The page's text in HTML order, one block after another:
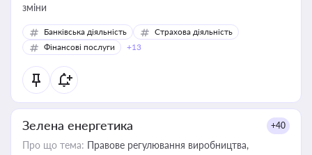
зміни
Банківська діяльність
Страхова діяльність
Фінансові послуги
+13
Зелена енергетика +40
Про що тема: Правове регулювання виробництва,